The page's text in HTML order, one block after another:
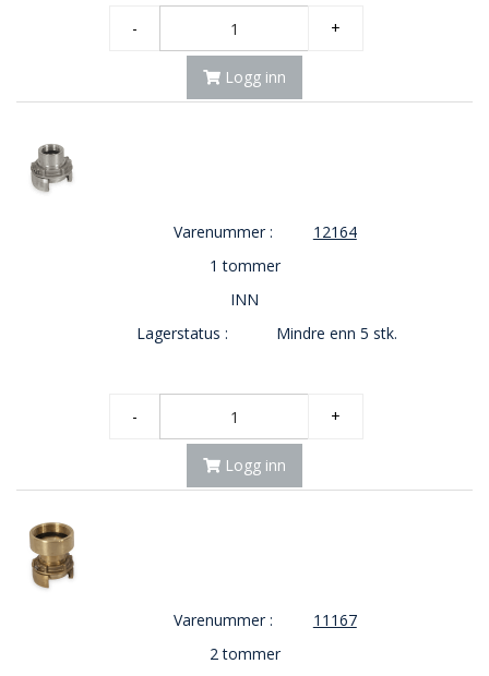
- +
Logg inn
Varenummer :
12164
1 tommer
INN
Lagerstatus :
Mindre enn 5 stk.
- +
Logg inn
Varenummer :
11167
2 tommer